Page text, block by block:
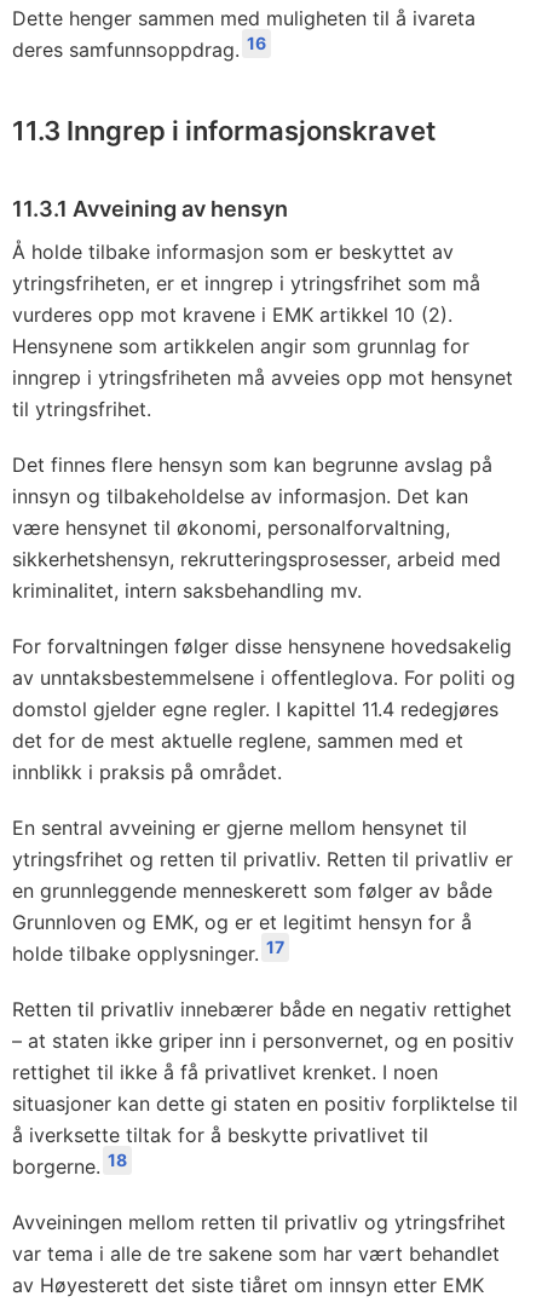
Dette henger sammen med muligheten til å ivareta
deres samfunnsoppdrag. 16
11.3 Inngrep i informasjonskravet
11.3.1 Avveining av hensyn
Å holde tilbake informasjon som er beskyttet av
ytringsfriheten, er et inngrep i ytringsfrihet som må
vurderes opp mot kravene i EMK artikkel 10 (2).
Hensynene som artikkelen angir som grunnlag for
inngrep i ytringsfriheten må avveies opp mot hensynet
til ytringsfrihet.
Det finnes flere hensyn som kan begrunne avslag på
innsyn og tilbakeholdelse av informasjon. Det kan
være hensynet til økonomi, personalforvaltning,
sikkerhetshensyn, rekrutteringsprosesser, arbeid med
kriminalitet, intern saksbehandling mv.
For forvaltningen følger disse hensynene hovedsakelig
av unntaksbestemmelsene i offentleglova. For politi og
domstol gjelder egne regler. I kapittel 11.4 redegjøres
det for de mest aktuelle reglene, sammen med et
innblikk i praksis på området.
En sentral avveining er gjerne mellom hensynet til
ytringsfrihet og retten til privatliv. Retten til privatliv er
en grunnleggende menneskerett som følger av både
Grunnloven og EMK, og er et legitimt hensyn for å
holde tilbake opplysninger. 17
Retten til privatliv innebærer både en negativ rettighet
– at staten ikke griper inn i personvernet, og en positiv
rettighet til ikke å få privatlivet krenket. I noen
situasjoner kan dette gi staten en positiv forpliktelse til
å iverksette tiltak for å beskytte privatlivet til
borgerne. 18
Avveiningen mellom retten til privatliv og ytringsfrihet
var tema i alle de tre sakene som har vært behandlet
av Høyesterett det siste tiåret om innsyn etter EMK